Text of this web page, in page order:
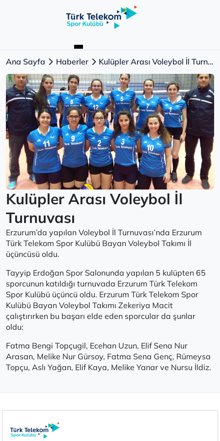
Ana Sayfa Haberler Kulüpler Arası Voleybol İl Turnuvası
Kulüpler Arası Voleybol İl
Turnuvası
Erzurum’da yapılan Voleybol İl Turnuvası’nda Erzurum
Türk Telekom Spor Kulübü Bayan Voleybol Takımı İl
üçüncüsü oldu.
Tayyip Erdoğan Spor Salonunda yapılan 5 kulüpten 65
sporcunun katıldığı turnuvada Erzurum Türk Telekom
Spor Kulübü üçüncü oldu. Erzurum Türk Telekom Spor
Kulübü Bayan Voleybol Takımı Zekeriya Macit
çalıştırırken bu başarı elde eden sporcular da şunlar
oldu:
Fatma Bengi Topçugil, Ecehan Uzun, Elif Sena Nur
Arasan, Melike Nur Gürsoy, Fatma Sena Genç, Rümeysa
Topçu, Aslı Yağan, Elif Kaya, Melike Yanar ve Nursu İldiz.